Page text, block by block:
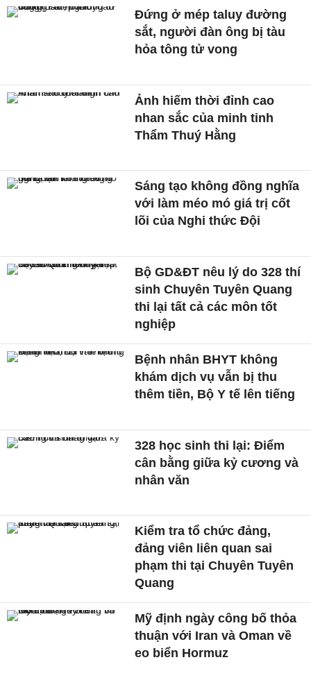
Đứng ở mép taluy đường
sắt, người đàn ông bị tàu
hỏa tông tử vong
Ảnh hiếm thời đỉnh cao
nhan sắc của minh tinh
Thẩm Thuý Hằng
Sáng tạo không đồng nghĩa
với làm méo mó giá trị cốt
lõi của Nghi thức Đội
Bộ GD&ĐT nêu lý do 328 thí
sinh Chuyên Tuyên Quang
thi lại tất cả các môn tốt
nghiệp
Bệnh nhân BHYT không
khám dịch vụ vẫn bị thu
thêm tiền, Bộ Y tế lên tiếng
328 học sinh thi lại: Điểm
cân bằng giữa kỷ cương và
nhân văn
Kiểm tra tổ chức đảng,
đảng viên liên quan sai
phạm thi tại Chuyên Tuyên
Quang
Mỹ định ngày công bố thỏa
thuận với Iran và Oman về
eo biển Hormuz